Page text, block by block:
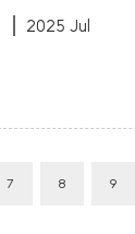
2025 Jul
7 8 9